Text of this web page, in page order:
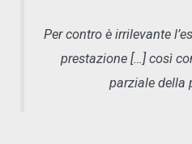
Per contro è irrilevante
prestazione […] così
parziale della